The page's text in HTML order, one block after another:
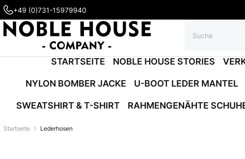
+49 (0)731-15979940
STARTSEITE NOBLE HOUSE STORIES
NYLON BOMBER JACKE U-BOOT LEDER MANTEL
SWEATSHIRT & T-SHIRT RAHMENGENÄHTE
Startseite Lederhosen